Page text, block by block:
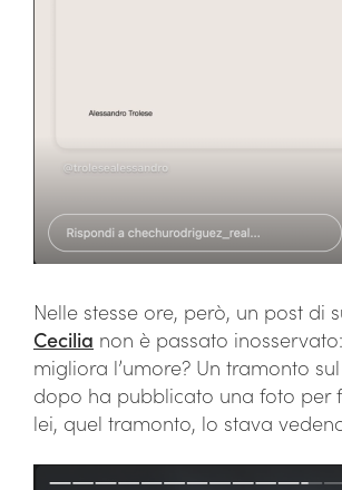
Nelle stesse ore, però, un post di
Cecilia non è passato
migliora l’umore? Un tramonto
dopo ha pubblicato una foto per
lei, quel tramonto, lo stava